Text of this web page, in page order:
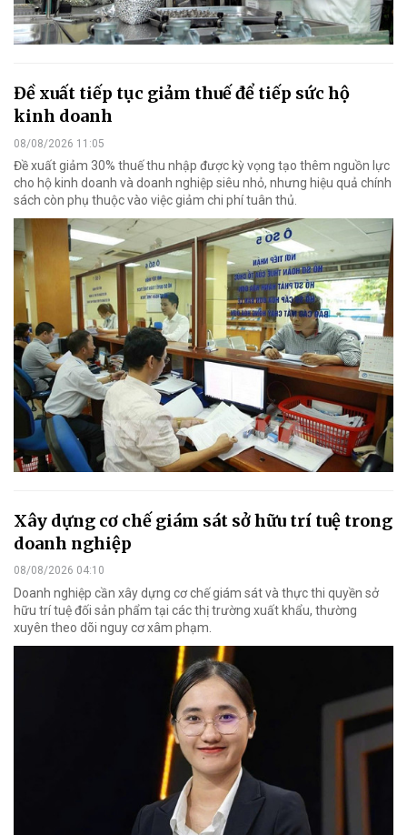
Đề xuất tiếp tục giảm thuế để tiếp sức hộ
kinh doanh
08/08/2026 11:05
Đề xuất giảm 30% thuế thu nhập được kỳ vọng tạo thêm nguồn lực
cho hộ kinh doanh và doanh nghiệp siêu nhỏ, nhưng hiệu quả chính
sách còn phụ thuộc vào việc giảm chi phí tuân thủ.
Xây dựng cơ chế giám sát sở hữu trí tuệ trong
doanh nghiệp
08/08/2026 04:10
Doanh nghiệp cần xây dựng cơ chế giám sát và thực thi quyền sở
hữu trí tuệ đối sản phẩm tại các thị trường xuất khẩu, thường
xuyên theo dõi nguy cơ xâm phạm.